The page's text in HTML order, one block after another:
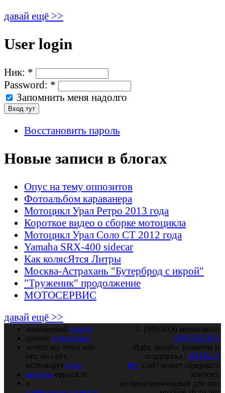
давай ещё >>
User login
Ник: *
Password: *
Запомнить меня надолго
Восстановить пароль
Новые записи в блогах
Опус на тему оппозитов
Фотоальбом караванера
Мотоцикл Урал Ретро 2013 года
Короткое видео о сборке мотоцикла
Мотоцикл Урал Соло СТ 2012 года
Yamaha SRX-400 sidecar
Как колясЯтся Литры
Москва-Астрахань "Бутерброд с икрой"
"Труженик" продолжение
МОТОСЕРВИС
давай ещё >>
оппозитный форум
полное оглавление
хотите вы этого или
нет, но сайт
использует куки
закрома oppozit.ru
о
© 1999-2026 мотопортал
OPPOZIT.RU
Идея, дизайн, развитие и
поддержка : SHTRLZ
16+ Сайт может содержать
контент,
не предназначенный для лиц